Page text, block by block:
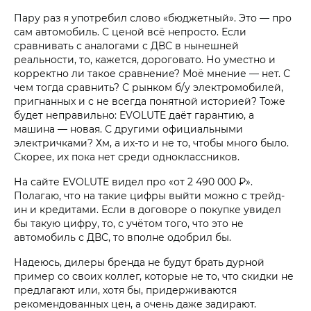
Пару раз я употребил слово «бюджетный». Это — про
сам автомобиль. С ценой всё непросто. Если
сравнивать с аналогами с ДВС в нынешней
реальности, то, кажется, дороговато. Но уместно и
корректно ли такое сравнение? Моё мнение — нет. С
чем тогда сравнить? С рынком б/у электромобилей,
пригнанных и с не всегда понятной историей? Тоже
будет неправильно: EVOLUTE даёт гарантию, а
машина — новая. С другими официальными
электричками? Хм, а их-то и не то, чтобы много было.
Скорее, их пока нет среди одноклассников.
На сайте EVOLUTE видел про «от 2 490 000 ₽».
Полагаю, что на такие цифры выйти можно с трейд-
ин и кредитами. Если в договоре о покупке увидел
бы такую цифру, то, с учётом того, что это не
автомобиль с ДВС, то вполне одобрил бы.
Надеюсь, дилеры бренда не будут брать дурной
пример со своих коллег, которые не то, что скидки не
предлагают или, хотя бы, придерживаются
рекомендованных цен, а очень даже задирают.